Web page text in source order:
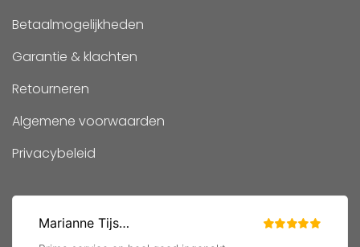
Betaalmogelijkheden
Garantie & klachten
Retourneren
Algemene voorwaarden
Privacybeleid